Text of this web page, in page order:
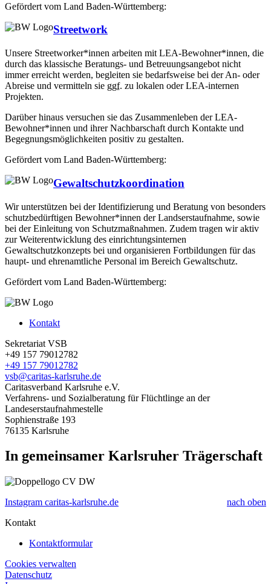
Gefördert vom Land Baden-Württemberg:
Streetwork
Unsere Streetworker*innen arbeiten mit LEA-Bewohner*innen, die
durch das klassische Beratungs- und Betreuungsangebot nicht
immer erreicht werden, begleiten sie bedarfsweise bei der An- oder
Abreise und vermitteln sie ggf. zu lokalen oder LEA-internen
Projekten.
Darüber hinaus versuchen sie das Zusammenleben der LEA-
Bewohner*innen und ihrer Nachbarschaft durch Kontakte und
Begegnungsmöglichkeiten positiv zu gestalten.
Gefördert vom Land Baden-Württemberg:
Gewaltschutzkoordination
Wir unterstützen bei der Identifizierung und Beratung von besonders
schutzbedürftigen Bewohner*innen der Landserstaufnahme, sowie
bei der Einleitung von Schutzmaßnahmen. Zudem tragen wir aktiv
zur Weiterentwicklung des einrichtungsinternen
Gewaltschutzkonzepts bei und organisieren Fortbildungen für das
haupt- und ehrenamtliche Personal im Bereich Gewaltschutz.
Gefördert vom Land Baden-Württemberg:
Kontakt
Sekretariat VSB
+49 157 79012782
+49 157 79012782
vsb@caritas-karlsruhe.de
Caritasverband Karlsruhe e.V.
Verfahrens- und Sozialberatung für Flüchtlinge an der
Landeserstaufnahmestelle
Sophienstraße 193
76135 Karlsruhe
In gemeinsamer Karlsruher Trägerschaft
Instagram caritas-karlsruhe.de
nach oben
Kontakt
Kontaktformular
Cookies verwalten
Datenschutz